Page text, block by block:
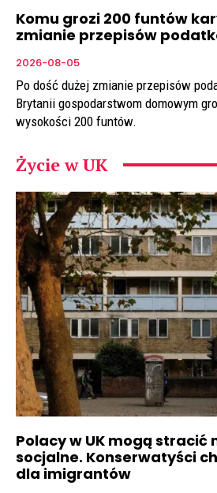
Komu grozi 200 funtów
zmianie przepisów
2026-08-05
Po dość dużej zmianie przepisów
Brytanii gospodarstwom domowym
wysokości 200 funtów.
Życie w UK
Polacy w UK mogą stracić
socjalne. Konserwatyści
dla imigrantów